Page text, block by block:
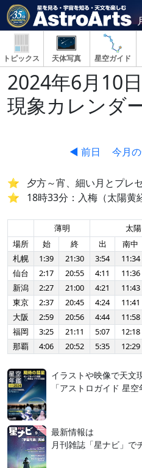
トピックス 天体写真 星空ガイド
2024年6月10
現象カレンダ
◀ 前日 今月
夕方～宵、細い月とプレ
18時33分：入梅（太陽黄
薄明 太陽
場所
始 終 出 南中
札幌
1:39 21:30 3:54 11:34
仙台
2:17 20:55 4:11 11:36
新潟
2:27 21:00 4:21 11:43
東京
2:37 20:45 4:24 11:41
大阪
2:59 20:56 4:44 11:58
福岡
3:25 21:11 5:07 12:18
那覇
4:06 20:52 5:35 12:29
イラストや映像で天文
「アストロガイド 星空
最新情報は
月刊雑誌「星ナビ」で